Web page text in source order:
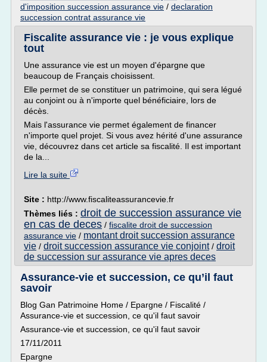
d'imposition succession assurance vie / declaration
succession contrat assurance vie
Fiscalite assurance vie : je vous explique
tout
Une assurance vie est un moyen d'épargne que
beaucoup de Français choisissent.
Elle permet de se constituer un patrimoine, qui sera légué
au conjoint ou à n'importe quel bénéficiaire, lors de
décès.
Mais l'assurance vie permet également de financer
n'importe quel projet. Si vous avez hérité d'une assurance
vie, découvrez dans cet article sa fiscalité. Il est important
de la...
Lire la suite
Site : http://www.fiscaliteassurancevie.fr
Thèmes liés : droit de succession assurance vie
en cas de deces / fiscalite droit de succession
assurance vie / montant droit succession assurance
vie / droit succession assurance vie conjoint/ droit
de succession sur assurance vie apres deces
Assurance-vie et succession, ce qu’il faut
savoir
Blog Gan Patrimoine Home / Epargne / Fiscalité /
Assurance-vie et succession, ce qu'il faut savoir
Assurance-vie et succession, ce qu'il faut savoir
17/11/2011
Epargne